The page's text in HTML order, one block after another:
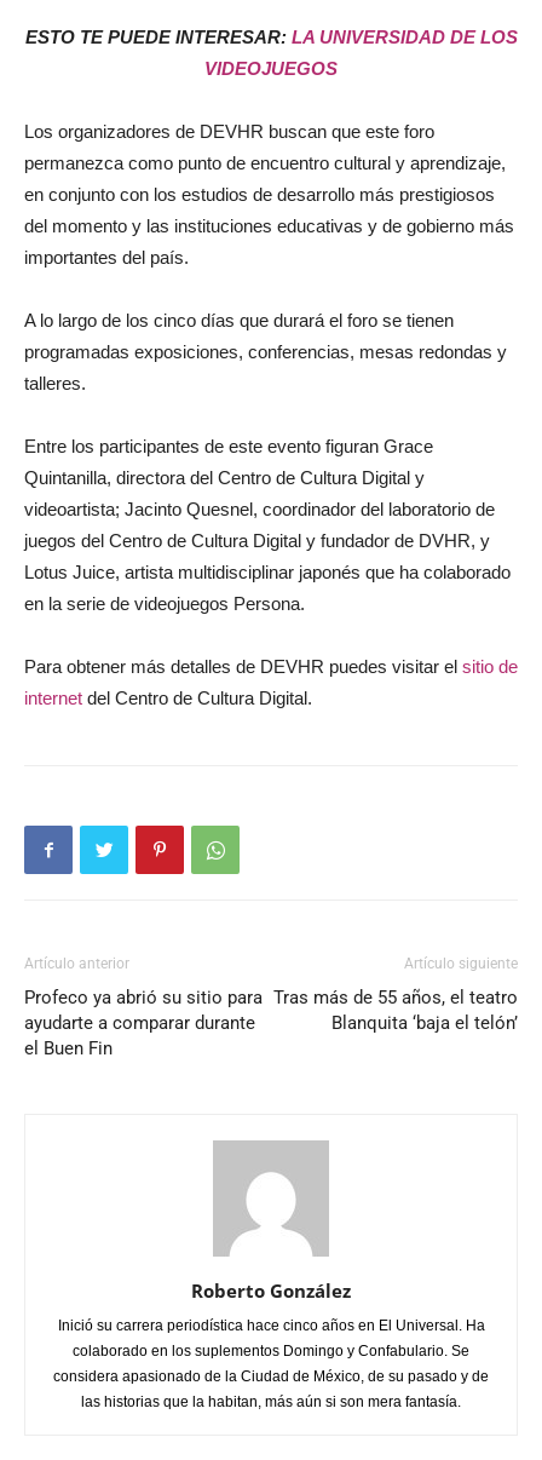
ESTO TE PUEDE INTERESAR: LA UNIVERSIDAD DE LOS
VIDEOJUEGOS
Los organizadores de DEVHR buscan que este foro
permanezca como punto de encuentro cultural y aprendizaje,
en conjunto con los estudios de desarrollo más prestigiosos
del momento y las instituciones educativas y de gobierno más
importantes del país.
A lo largo de los cinco días que durará el foro se tienen
programadas exposiciones, conferencias, mesas redondas y
talleres.
Entre los participantes de este evento figuran Grace
Quintanilla, directora del Centro de Cultura Digital y
videoartista; Jacinto Quesnel, coordinador del laboratorio de
juegos del Centro de Cultura Digital y fundador de DVHR, y
Lotus Juice, artista multidisciplinar japonés que ha colaborado
en la serie de videojuegos Persona.
Para obtener más detalles de DEVHR puedes visitar el sitio de
internet del Centro de Cultura Digital.
Artículo anterior
Profeco ya abrió su sitio para
ayudarte a comparar durante
el Buen Fin
Artículo siguiente
Tras más de 55 años, el teatro
Blanquita ‘baja el telón’
Roberto González
Inició su carrera periodística hace cinco años en El Universal. Ha
colaborado en los suplementos Domingo y Confabulario. Se
considera apasionado de la Ciudad de México, de su pasado y de
las historias que la habitan, más aún si son mera fantasía.